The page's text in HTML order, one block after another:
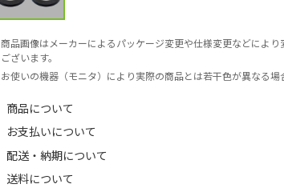
商品画像はメーカーによるパッケージ変更や仕様変更などにより
ございます。
お使いの機器（モニタ）により実際の商品とは若干色が異なる場
商品について
お支払いについて
配送・納期について
送料について